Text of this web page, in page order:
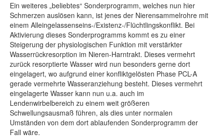
Ein weiteres „beliebtes“ Sonderprogramm, welches nun hier
Schmerzen auslösen kann, ist jenes der Nierensammelrohre mit
einem Alleingelassenseins-/Existenz-/Flüchtlingskonflikt. Bei
Aktivierung dieses Sonderprogramms kommt es zu einer
Steigerung der physiologischen Funktion mit verstärkter
Wasserrückresorption im Nieren-Harntrakt. Dieses vermehrt
zurück resorptierte Wasser wird nun besonders gerne dort
eingelagert, wo aufgrund einer konfliktgelösten Phase PCL-A
gerade vermehrte Wasseranziehung besteht. Dieses vermehrt
eingelagerte Wasser kann nun u.a. auch im
Lendenwirbelbereich zu einem weit größeren
Schwellungsausmaß führen, als dies unter normalen
Umständen von dem dort ablaufenden Sonderprogramm der
Fall wäre.